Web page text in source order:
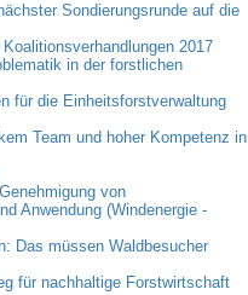
Sondierungsrunde auf die
2017
in der forstlichen
für die Einheitsforstverwaltung
Team und hoher Kompetenz in
von
Anwendung (Windenergie -
Das müssen Waldbesucher
für nachhaltige Forstwirtschaft